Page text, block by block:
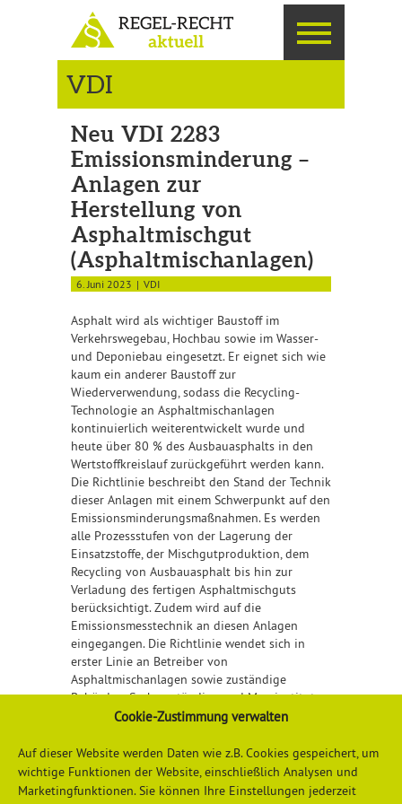
Cookie-Zustimmung verwalten
Auf dieser Website werden Daten wie z.B. Cookies gespeichert, um
wichtige Funktionen der Website, einschließlich Analysen und
Marketingfunktionen. Sie können Ihre Einstellungen jederzeit
VDI
Neu VDI 2283
Emissionsminderung –
Anlagen zur
Herstellung von
Asphaltmischgut
(Asphaltmischanlagen)
6. Juni 2023 VDI
Asphalt wird als wichtiger Baustoff im
Verkehrswegebau, Hochbau sowie im Wasser-
und Deponiebau eingesetzt. Er eignet sich wie
kaum ein anderer Baustoff zur
Wiederverwendung, sodass die Recycling-
Technologie an Asphaltmischanlagen
kontinuierlich weiterentwickelt wurde und
heute über 80 % des Ausbauasphalts in den
Wertstoffkreislauf zurückgeführt werden kann.
Die Richtlinie beschreibt den Stand der Technik
dieser Anlagen mit einem Schwerpunkt auf den
Emissionsminderungsmaßnahmen. Es werden
alle Prozessstufen von der Lagerung der
Einsatzstoffe, der Mischgutproduktion, dem
Recycling von Ausbauasphalt bis hin zur
Verladung des fertigen Asphaltmischguts
berücksichtigt. Zudem wird auf die
Emissionsmesstechnik an diesen Anlagen
eingegangen. Die Richtlinie wendet sich in
erster Linie an Betreiber von
Asphaltmischanlagen sowie zuständige
Behörden, Sachverständige und Messinstitute.